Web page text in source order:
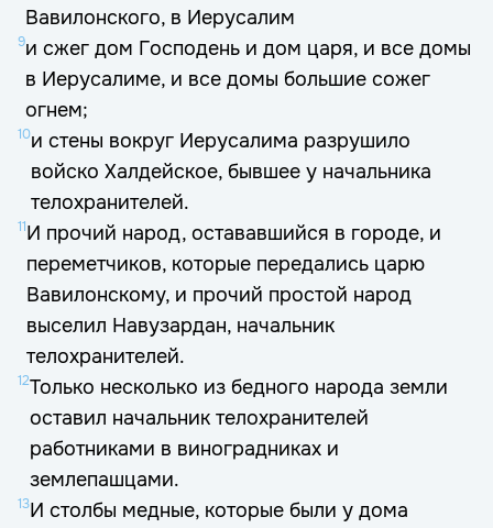
Вавилонского, в Иерусалим
9и сжег дом Господень и дом царя, и все домы
в Иерусалиме, и все домы большие сожег
огнем;
10и стены вокруг Иерусалима разрушило
войско Халдейское, бывшее у начальника
телохранителей.
11И прочий народ, остававшийся в городе, и
переметчиков, которые передались царю
Вавилонскому, и прочий простой народ
выселил Навузардан, начальник
телохранителей.
12Только несколько из бедного народа земли
оставил начальник телохранителей
работниками в виноградниках и
землепашцами.
13И столбы медные, которые были у дома